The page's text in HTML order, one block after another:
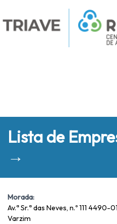
Lista de
→
Morada:
Av.ª Sr.ª das Neves, n.º 111
Varzim